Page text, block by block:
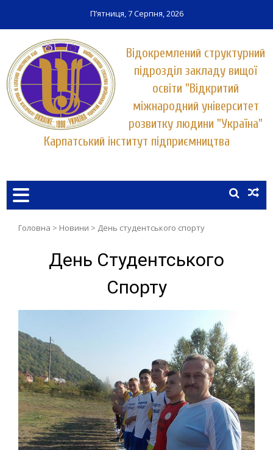
П’ятниця, 7 Серпня, 2026
Відокремлений структурний
підрозділ закладу вищої
освіти "Відкритий
міжнародний університет
розвитку людини "Україна"
Карпатський інститут підприємництва
УНІВЕРСИТЕТУ "УКРАЇНА"
Головна > Новини > День студентського спорту
День Студентського
Спорту